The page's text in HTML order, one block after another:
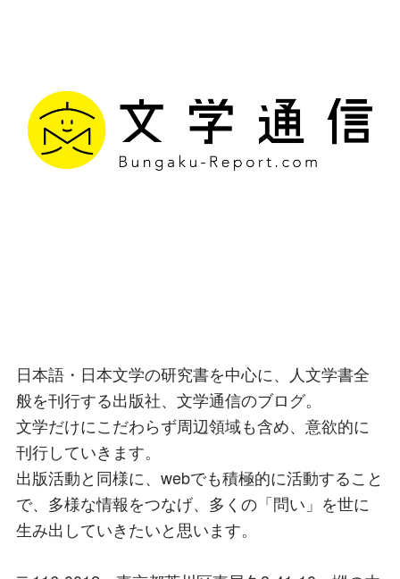
日本語・日本文学の研究書を中心に、人文学書全
般を刊行する出版社、文学通信のブログ。
文学だけにこだわらず周辺領域も含め、意欲的に
刊行していきます。
出版活動と同様に、webでも積極的に活動すること
で、多様な情報をつなげ、多くの「問い」を世に
生み出していきたいと思います。